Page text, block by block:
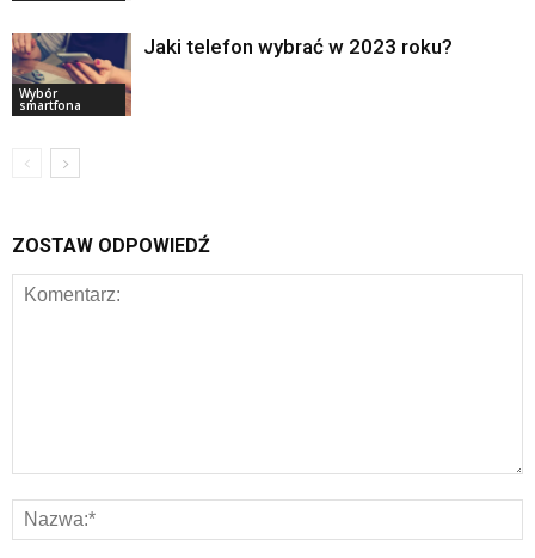
Wybór
smartfona
Jaki telefon wybrać w 2023 roku?
ZOSTAW ODPOWIEDŹ